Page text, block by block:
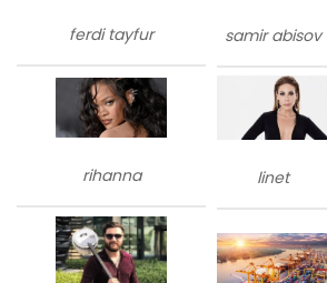
ferdi tayfur samir abisov
rihanna linet